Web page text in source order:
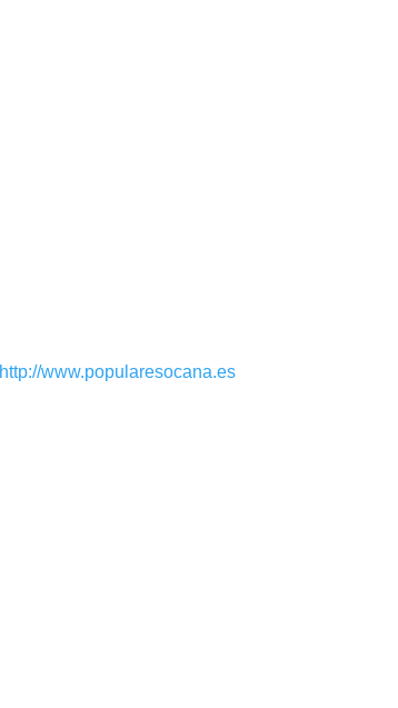
http://www.popularesocana.es